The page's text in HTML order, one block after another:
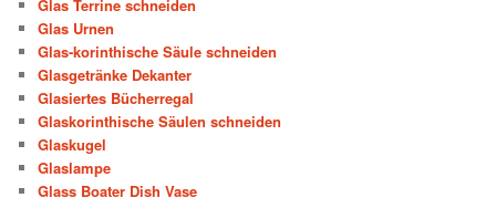
Glas Terrine schneiden
Glas Urnen
Glas-korinthische Säule schneiden
Glasgetränke Dekanter
Glasiertes Bücherregal
Glaskorinthische Säulen schneiden
Glaskugel
Glaslampe
Glass Boater Dish Vase